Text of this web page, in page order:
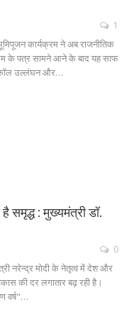
1
कार्यक्रम ने अब राजनीतिक
के पत्र सामने आने के बाद यह साफ
उल्लंघन और…
है समृद्ध : मुख्यमंत्री डॉ.
0
नरेन्द्र मोदी के नेतृत्व में देश और
की दर लगातार बढ़ रही है।
वर्ष"…